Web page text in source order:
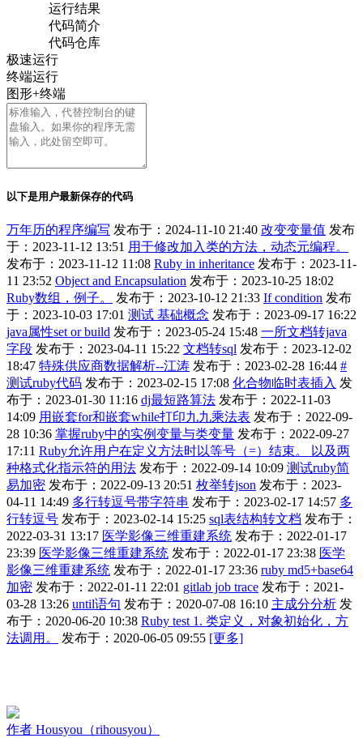
运行结果
代码简介
代码仓库
极速运行
终端运行
图形+终端
以下是用户最新保存的代码
万年历的程序编写 发布于：2024-11-10 21:40 改变变量值 发布
于：2023-11-12 13:51 用于修改加入类的方法，动态元编程。
发布于：2023-11-12 11:08 Ruby in inheritance 发布于：2023-11-
11 23:52 Object and Encapsulation 发布于：2023-10-25 18:02
Ruby数组，例子。
发布于：2023-10-12 21:33 If condition 发布
于：2023-10-03 17:01 测试 基础概念 发布于：2023-09-17 16:22
java属性set or build 发布于：2023-05-24 15:48 一所文档转java
字段 发布于：2023-04-11 15:22 文档转sql 发布于：2023-12-02
18:47 特殊供应商数据解析--江涛 发布于：2023-02-28 16:44 #
测试ruby代码 发布于：2023-02-15 17:08 化合物临时表插入 发
布于：2023-01-30 11:16 dj最短路算法 发布于：2022-11-03
14:09 用嵌套for和嵌套while打印九九乘法表 发布于：2022-09-
28 10:36 掌握ruby中的实例变量与类变量 发布于：2022-09-27
17:11 Ruby允许用户在定义方法时以等号（=）结束。 以及两
种格式化指示符的用法 发布于：2022-09-14 10:09 测试ruby简
易加密 发布于：2022-09-13 20:51 枚举转json 发布于：2023-
04-11 14:49 多行转逗号带字符串 发布于：2023-02-17 14:57 多
行转逗号 发布于：2023-02-14 15:25 sql表结构转文档 发布于：
2022-03-31 13:17 医学影像三维重建系统 发布于：2022-01-17
23:39 医学影像三维重建系统 发布于：2022-01-17 23:38 医学
影像三维重建系统 发布于：2022-01-17 23:36 ruby md5+base64
加密 发布于：2022-01-11 22:01 gitlab job trace 发布于：2021-
03-28 13:26 until语句 发布于：2020-07-08 16:10 主成分分析 发
布于：2020-06-20 10:38 Ruby test 1. 类定义，对象初始化，方
法调用。
发布于：2020-06-05 09:55 [更多]
作者 Housyou（rihousyou）